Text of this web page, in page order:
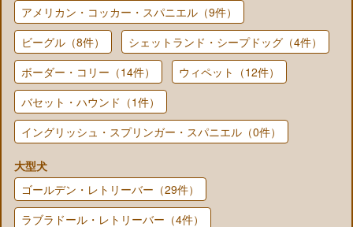
アメリカン・コッカー・スパニエル（9件）
ビーグル（8件）
シェットランド・シープドッグ（4件）
ボーダー・コリー（14件）
ウィペット（12件）
バセット・ハウンド（1件）
イングリッシュ・スプリンガー・スパニエル（0件）
大型犬
ゴールデン・レトリーバー（29件）
ラブラドール・レトリーバー（4件）